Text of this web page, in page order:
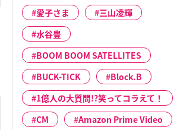
愛子さま
三山凌輝
水谷豊
BOOM BOOM SATELLITES
BUCK-TICK
Block.B
1億人の大質問!?笑ってコラえて！
CM
Amazon Prime Video